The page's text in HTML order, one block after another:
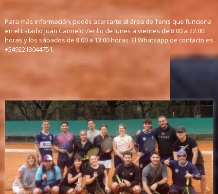
Para más información, podés acercarte al área de Tenis que funciona
en el Estadio Juan Carmelo Zerillo de lunes a viernes de 8:00 a 22:00
horas y los sábados de 8:00 a 13:00 horas. El Whatsapp de contacto es
+5492213044751.